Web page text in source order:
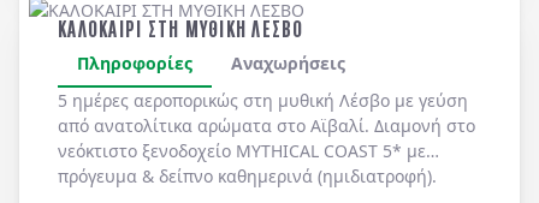
ΚΑΛΟΚΑΙΡΙ ΣΤΗ ΜΥΘΙΚΗ ΛΕΣΒΟ
Πληροφορίες
Αναχωρήσεις
5 ημέρες αεροπορικώς στη μυθική Λέσβο με γεύση
από ανατολίτικα αρώματα στο Αϊβαλί. Διαμονή στο
νεόκτιστο ξενοδοχείο MYTHICAL COAST 5* με
πρόγευμα & δείπνο καθημερινά (ημιδιατροφή).